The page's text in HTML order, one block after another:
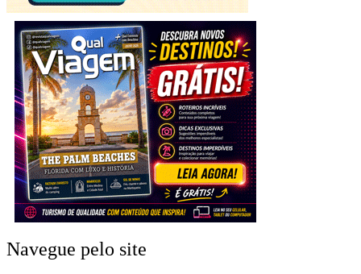
Navegue pelo site